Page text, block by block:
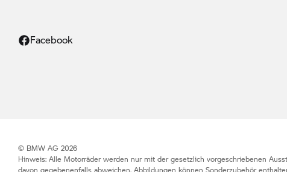
Facebook
© BMW AG 2026
Hinweis: Alle Motorräder werden nur mit der gesetzlich vorgeschriebenen
davon gegebenenfalls abweichen. Abbildungen können Sonderzubehör